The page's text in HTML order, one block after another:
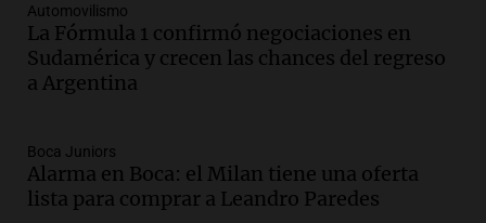
Audio.Gabriela Irrazábal: “Un 35,5% de
la población del país fue a templos a
buscar ayuda el último año”
La Argentina, hoy
Audio.
sobre la muerte del kitesurfista en
Santa Fe.
Automovilismo
La Fórmula 1 confirmó negociaciones en
Sudamérica y crecen las chances del regreso
a Argentina
Boca Juniors
Alarma en Boca: el Milan tiene una oferta
lista para comprar a Leandro Paredes